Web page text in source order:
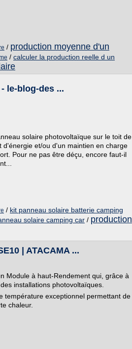
/ production moyenne d'un
/ calculer la production reelle d un
le-blog-des ...
solaire photovoltaïque sur le toit de
et/ou d'un maintien en charge
Pour ne pas être déçu, encore faut-il
/ kit panneau solaire batterie camping
solaire camping car / production
| ATACAMA ...
Module à haut-Rendement qui, grâce à
installations photovoltaïques.
température exceptionnel permettant de
chaleur.